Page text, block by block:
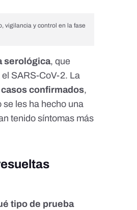
vigilancia y control en la fase
serológica, que
SARS-CoV-2. La
confirmados,
se les ha hecho una
tenido síntomas más
tipo de prueba